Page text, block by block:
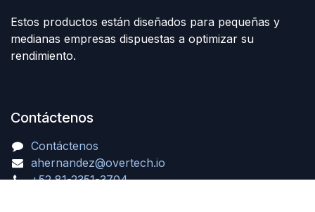
Estos productos están diseñados para pequeñas y
medianas empresas dispuestas a optimizar su
rendimiento.
Contáctenos
Contáctenos
ahernandez@overtech.io
+52 81-2351-3704